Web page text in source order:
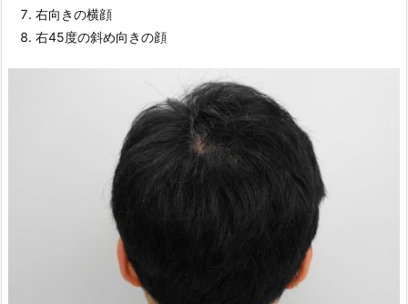
右向きの横顔
右45度の斜め向きの顔